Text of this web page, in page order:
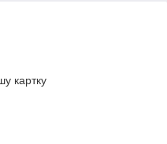
картку